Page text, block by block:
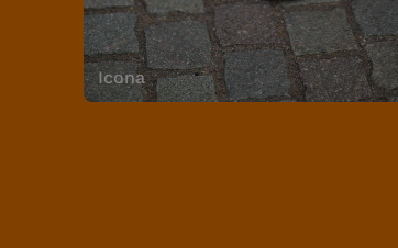
Icona